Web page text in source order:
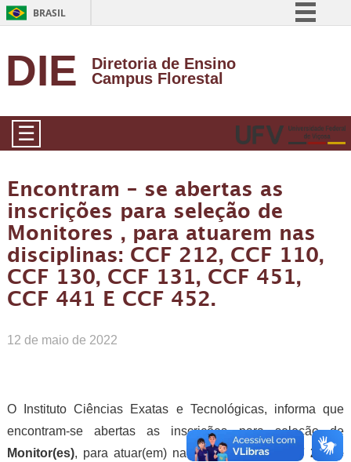
BRASIL
Comunica BR
Acesso à informação
Legislação
DIE
Diretoria de Ensino
Campus Florestal
☰
Encontram – se abertas as
inscrições para seleção de
Monitores , para atuarem nas
disciplinas: CCF 212, CCF 110,
CCF 130, CCF 131, CCF 451,
CCF 441 E CCF 452.
12 de maio de 2022
O Instituto Ciências Exatas e Tecnológicas, informa que
encontram-se abertas as inscrições para seleção de
Monitor(es), para atuar(em) na(s) disciplina(s)
CCF 212 e